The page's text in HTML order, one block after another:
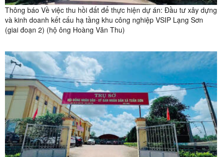
Thông báo Về việc thu hồi đất để thực hiện dự án: Đầu tư xây dựng
và kinh doanh kết cấu hạ tầng khu công nghiệp VSIP Lạng Sơn
(giai đoạn 2) (hộ ông Hoàng Văn Thu)